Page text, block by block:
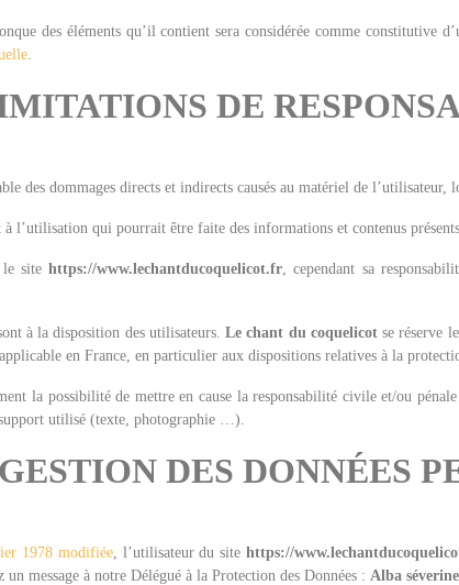
des éléments qu’il contient sera considérée comme constitutive
.
DE
des dommages directs et indirects causés au matériel de l’utilisateur,
l’utilisation qui pourrait être faite des informations et contenus
le sitehttps://www.lechantducoquelicot.fr, cependant sa
à la disposition des utilisateurs.Le chant du coquelicotse réserve
en France, en particulier aux dispositions relatives à la
la possibilité de mettre en cause la responsabilité civile et/ou
utilisé (texte, photographie …).
DES DONNÉES
1978 modifiée, l’utilisateur du site https://
message à notre Délégué à la Protection des Données : Alba séverine